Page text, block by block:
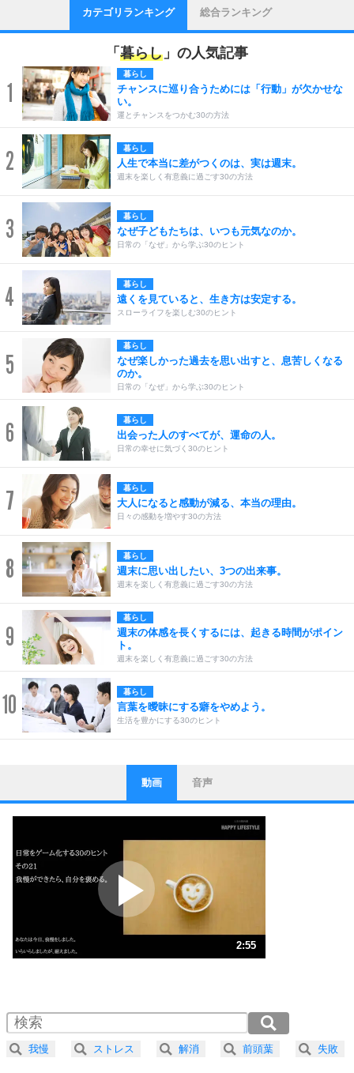
カテゴリランキング 総合ランキング
「 暮らし 」の人気記事
1
暮らし
チャンスに巡り合うためには「行動」が欠かせな
い。
運とチャンスをつかむ30の方法
2 暮らし
人生で本当に差がつくのは、実は週末。
週末を楽しく有意義に過ごす30の方法
3 暮らし
なぜ子どもたちは、いつも元気なのか。
日常の「なぜ」から学ぶ30のヒント
4 暮らし
遠くを見ていると、生き方は安定する。
スローライフを楽しむ30のヒント
5
暮らし
なぜ楽しかった過去を思い出すと、息苦しくなる
のか。
日常の「なぜ」から学ぶ30のヒント
6 暮らし
出会った人のすべてが、運命の人。
日常の幸せに気づく30のヒント
7 暮らし
大人になると感動が減る、本当の理由。
日々の感動を増やす30の方法
8 暮らし
週末に思い出したい、3つの出来事。
週末を楽しく有意義に過ごす30の方法
9
暮らし
週末の体感を長くするには、起きる時間がポイン
ト。
週末を楽しく有意義に過ごす30の方法
10 暮らし
言葉を曖昧にする癖をやめよう。
生活を豊かにする30のヒント
1
ストレス対策
他人と比べない。
いっそのこと、他人を見ない。
いらいらしない人になる30の方法
プラス思考
ポジティブになれない原因は、行動しないから。
ポジティブ思考になる30の方法
人生、なんとかなるもの。
気楽に生きる30の方法
4 器の大きい人は、怒りを優しさで表現する。
動画 音声
2:55
2.0倍速 （344KB 1分27秒）
2.5倍速 （276KB 1分10秒）
3.0倍速 （230KB 58秒）
我慢 ストレス 解消 前頭葉 失敗